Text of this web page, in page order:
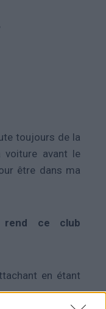
toujours de la
avant le
être dans ma
rend ce club
en étant